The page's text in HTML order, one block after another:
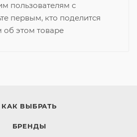
пользователям с
первым, кто поделится
этом товаре
КАК ВЫБРАТЬ
БРЕНДЫ